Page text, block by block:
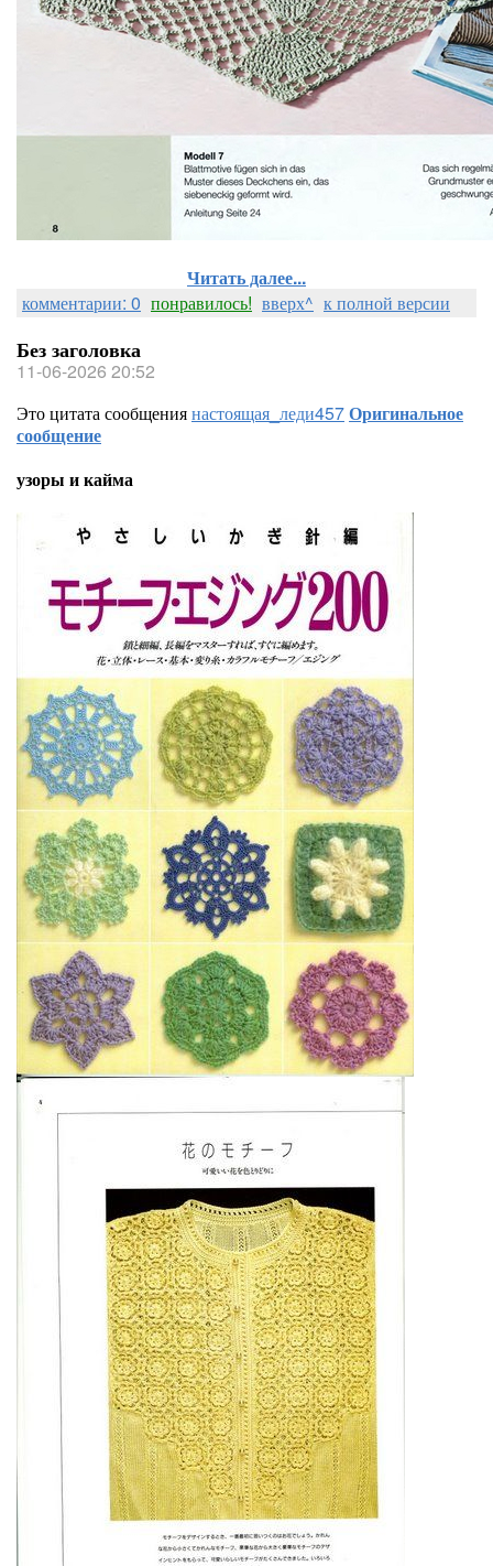
Читать далее...
комментарии: 0 понравилось! вверх^ к полной версии
Без заголовка
11-06-2026 20:52
Это цитата сообщениянастоящая_леди457Оригинальное
сообщение
узоры и кайма